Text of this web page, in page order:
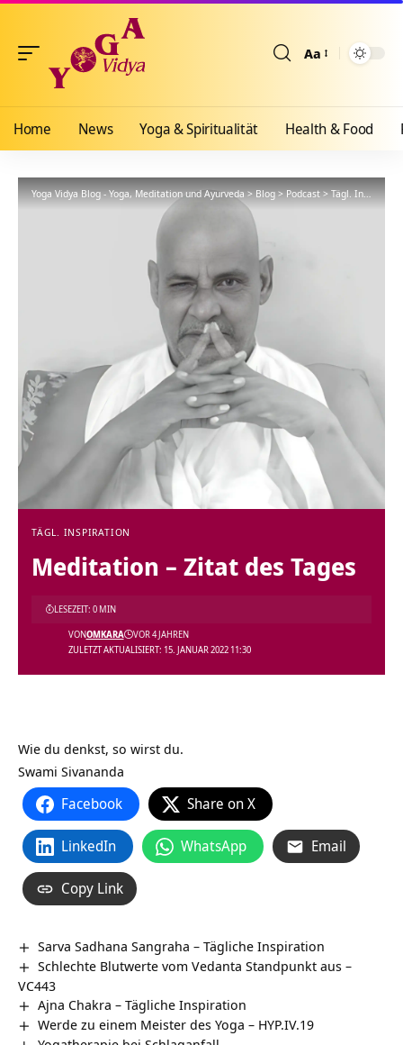
Aa
Home News Yoga & Spiritualität Health & Food
Yoga Vidya Blog - Yoga, Meditation und Ayurveda>Blog>Podcast>Tägl. Inspiration
TÄGL. INSPIRATION
Meditation – Zitat des Tages
ZULETZT AKTUALISIERT: 15. JANUAR 2022 11:30
VONOMKARA VOR 4 JAHREN
LESEZEIT: 0 MIN
Wie du denkst, so wirst du.
Swami Sivananda
Facebook Share on X
LinkedIn WhatsApp Email
Copy Link
Sarva Sadhana Sangraha – Tägliche Inspiration
Schlechte Blutwerte vom Vedanta Standpunkt aus –
VC443
Ajna Chakra – Tägliche Inspiration
Werde zu einem Meister des Yoga – HYP.IV.19